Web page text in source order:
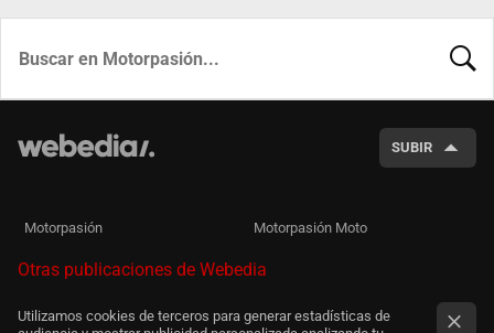
SUBIR
Motorpasión Motorpasión Moto
Otras publicaciones de Webedia
Utilizamos cookies de terceros para generar estadísticas de